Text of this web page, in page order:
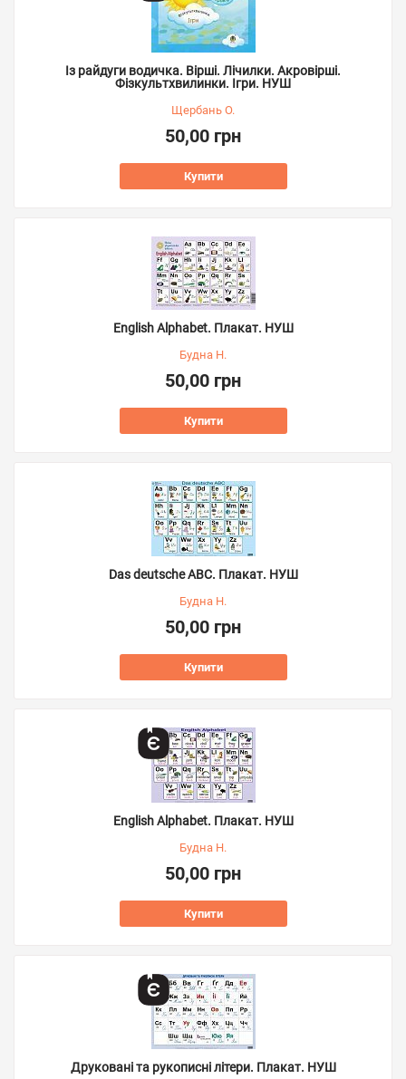
Із райдуги водичка. Вірші. Лічилки. Акровірші.
Фізкультхвилинки. Ігри. НУШ
Щербань О.
50,00 грн
Купити
English Alphabet. Плакат. НУШ
Будна Н.
50,00 грн
Купити
Das deutsche ABC. Плакат. НУШ
Будна Н.
50,00 грн
Купити
English Alphabet. Плакат. НУШ
Будна Н.
50,00 грн
Купити
Друковані та рукописні літери. Плакат. НУШ